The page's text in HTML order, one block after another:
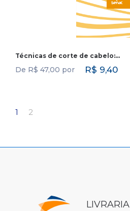
Técnicas de corte de cabelo:…
De R$ 47,00 por R$ 9,40
1 2
LIVRARIA